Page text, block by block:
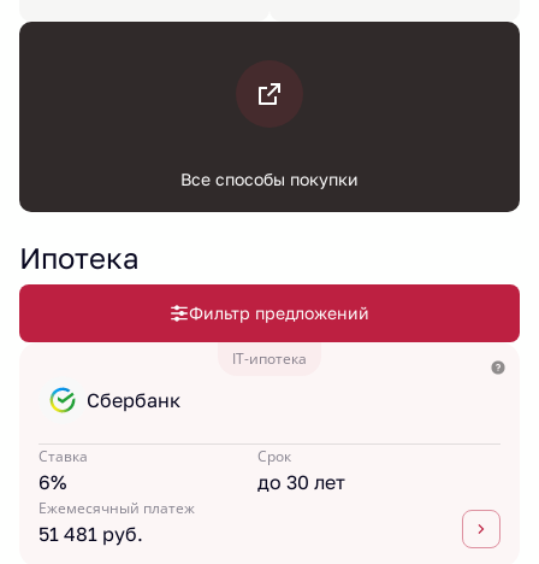
Все способы покупки
Ипотека
Фильтр предложений
IT-ипотека
Сбербанк
Ставка
6%
Срок
до 30 лет
Ежемесячный платеж
51 481 руб.